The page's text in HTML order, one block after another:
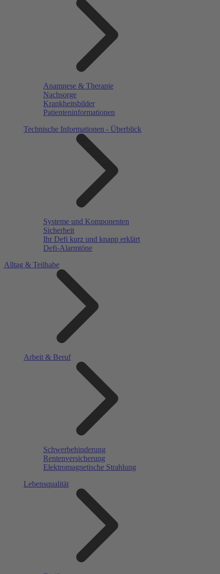
Anamnese & Therapie
Nachsorge
Krankheitsbilder
Patienteninformationen
Technische Informationen - Überblick
Systeme und Komponenten
Sicherheit
Ihr Defi kurz und knapp erklärt
Defi-Alarmtöne
Alltag & Teilhabe
Arbeit & Beruf
Schwerbehinderung
Rentenversicherung
Elektromagnetische Strahlung
Lebensqualität